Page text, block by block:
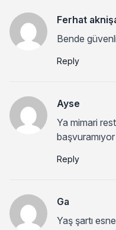
Ferhat
Bende
Reply
Ayse
Ya mimari
başvuramıyor
Reply
Ga
Yaş şartı